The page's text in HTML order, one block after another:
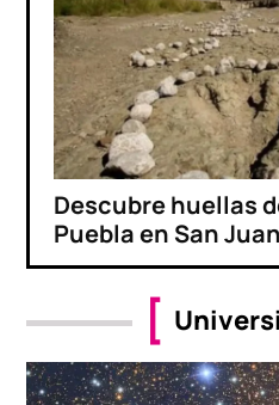
Descubre huellas
Puebla en San